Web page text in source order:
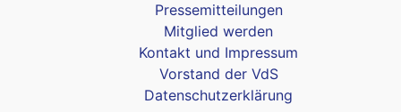
Pressemitteilungen
Mitglied werden
Kontakt und Impressum
Vorstand der VdS
Datenschutzerklärung